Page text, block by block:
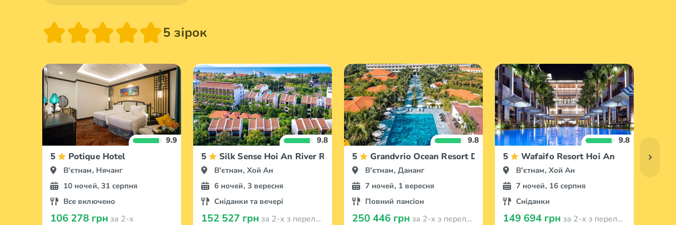
5 зірок
9.9
5 Potique Hotel
В'єтнам, Нячанг
10 ночей, 31 серпня
Все включено
106 278 грн за 2-х
9.8
5 Silk Sense Hoi An River Resort
В'єтнам, Хой Ан
6 ночей, 3 вересня
Сніданки та вечері
152 527 грн за 2-х з перельотом з Варшави
9.8
5 Grandvrio Ocean Resort Danang
В'єтнам, Дананг
7 ночей, 1 вересня
Повний пансіон
250 446 грн за 2-х з перельотом з Варшави
9.8
5 Wafaifo Resort Hoi An
В'єтнам, Хой Ан
7 ночей, 16 серпня
Сніданки
149 694 грн за 2-х з перельотом з Варшави